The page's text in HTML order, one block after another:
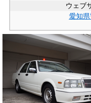
ウェブ
愛知